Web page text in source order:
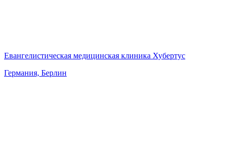
Евангелистическая медицинская клиника Хубертус
Германия, Берлин